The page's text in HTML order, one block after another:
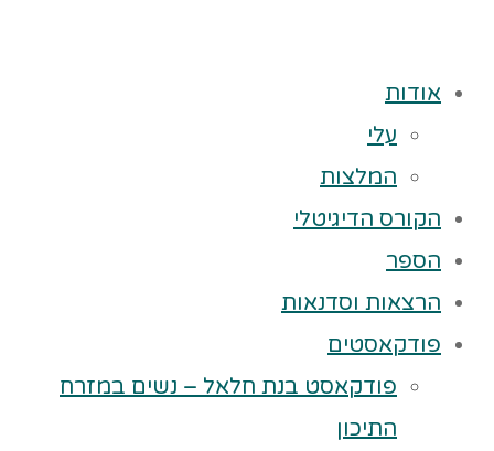
אודות
עלי
המלצות
הקורס הדיגיטלי
הספר
הרצאות וסדנאות
פודקאסטים
פודקאסט בנת חלאל – נשים במזרח
התיכון